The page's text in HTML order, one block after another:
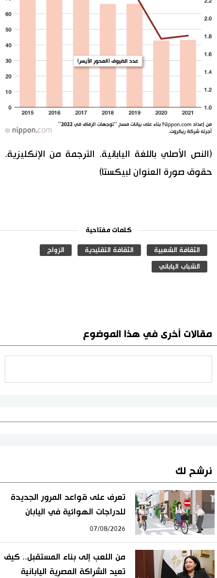
(النص الأصلي باللغة اليابانية. الترجمة من الإنكليزية.
حقوق صورة العنوان لبيكستا)
كلمات مفتاحية
الثقافة الشعبية الثقافة التقليدية الزواج
الشباب الياباني
مقالات أخرى في هذا الموضوع
نرشح لك
تعرف على قواعد المرور الجديدة
للدراجات الهوائية في اليابان
07/08/2026
من اللعب إلى بناء المستقبل.. كيف
تعيد الشراكة المصرية اليابانية